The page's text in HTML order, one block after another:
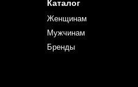
Каталог
Женщинам
Мужчинам
Бренды